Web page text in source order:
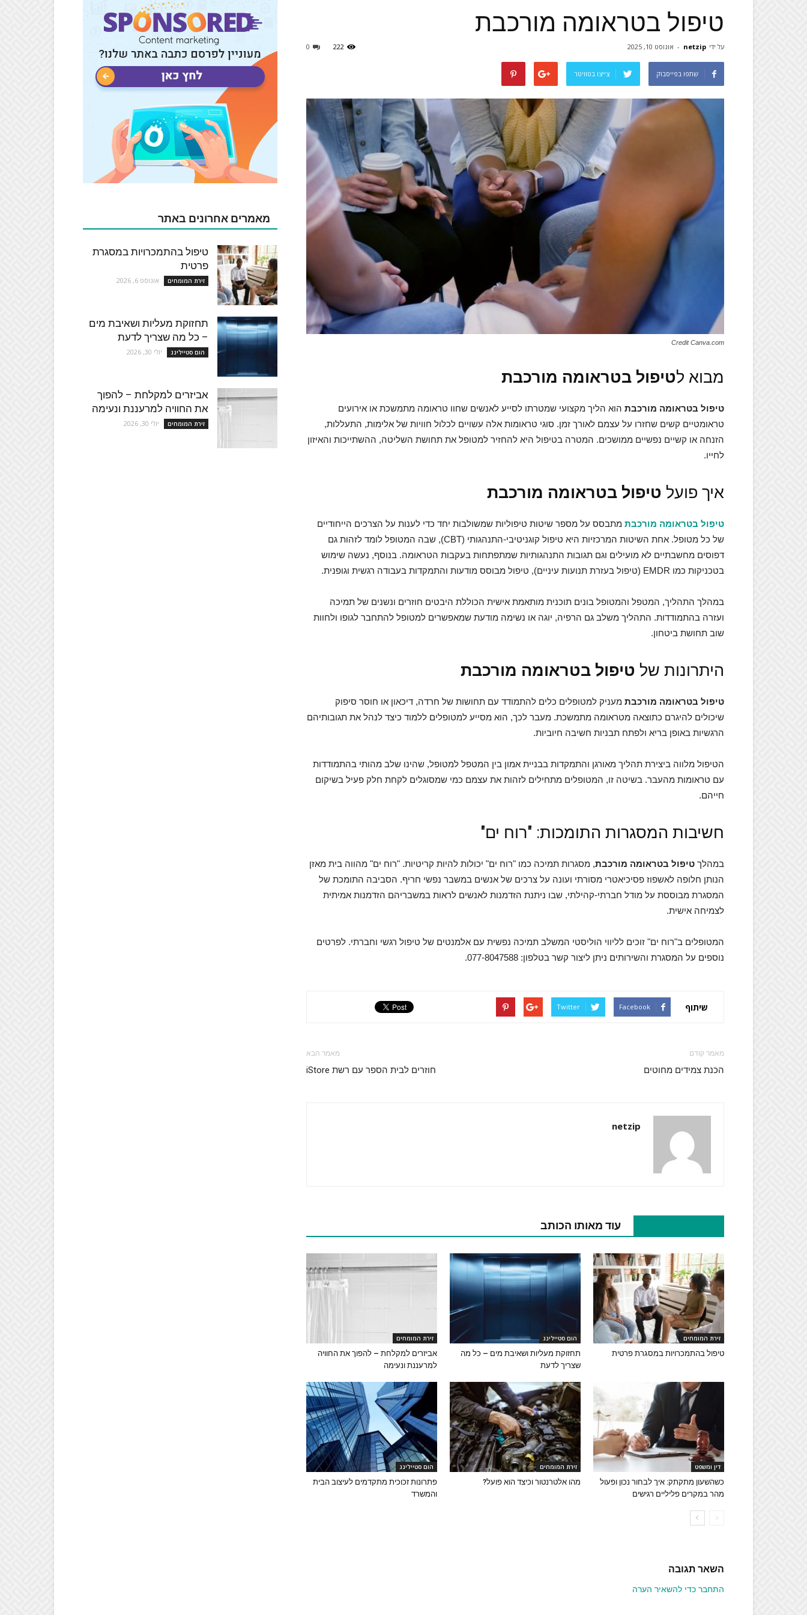
netzip
טיפול בטראומה מורכבת
על ידי netzip
- אוגוסט 10, 2025 0 222
שתפו בפייסבוק צייצו בטוויטר
Credit Canva.com
מבוא לטיפול בטראומה מורכבת
טיפול בטראומה מורכבת הוא הליך מקצועי שמטרתו לסייע לאנשים שחוו טראומה מתמשכת או אירועים
טראומטיים קשים שחזרו על עצמם לאורך זמן. סוגי טראומות אלה עשויים לכלול חוויות של אלימות, התעללות,
הזנחה או קשיים נפשיים ממושכים. המטרה בטיפול היא להחזיר למטופל את תחושת השליטה, ההשתייכות והאיזון
לחייו.
איך פועל טיפול בטראומה מורכבת
טיפול בטראומה מורכבת מתבסס על מספר שיטות טיפוליות שמשולבות יחד כדי לענות על הצרכים הייחודיים
של כל מטופל. אחת השיטות המרכזיות היא טיפול קוגניטיבי-התנהגותי (CBT), שבה המטופל לומד לזהות גם
דפוסים מחשבתיים לא מועילים וגם תגובות התנהגותיות שמתפתחות בעקבות הטראומה. בנוסף, נעשה שימוש
בטכניקות כמו EMDR (טיפול בעזרת תנועות עיניים), טיפול מבוסס מודעות והתמקדות בעבודה רגשית וגופנית.
במהלך התהליך, המטפל והמטופל בונים תוכנית מותאמת אישית הכוללת היבטים חוזרים ונשנים של תמיכה
ועזרה בהתמודדות. התהליך משלב גם הרפיה, יוגה או נשימה מודעת שמאפשרים למטופל להתחבר לגופו ולחוות
שוב תחושת ביטחון.
היתרונות של טיפול בטראומה מורכבת
טיפול בטראומה מורכבת מעניק למטופלים כלים להתמודד עם תחושות של חרדה, דיכאון או חוסר סיפוק
שיכולים להיגרם כתוצאה מטראומה מתמשכת. מעבר לכך, הוא מסייע למטופלים ללמוד כיצד לנהל את תגובותיהם
הרגשיות באופן בריא ולפתח תבניות חשיבה חיוביות.
הטיפול מלווה ביצירת תהליך מאורגן והתמקדות בבניית אמון בין המטפל למטופל, שהינו שלב מהותי בהתמודדות
עם טראומות מהעבר. בשיטה זו, המטופלים מתחילים לזהות את עצמם כמי שמסוגלים לקחת חלק פעיל בשיקום
חייהם.
חשיבות המסגרות התומכות: "רוח ים"
במהלך טיפול בטראומה מורכבת, מסגרות תמיכה כמו "רוח ים" יכולות להיות קריטיות. "רוח ים" מהווה בית מאזן
הנותן חלופה לאשפוז פסיכיאטרי מסורתי ועונה על צרכים של אנשים במשבר נפשי חריף. הסביבה התומכת של
המסגרת מבוססת על מודל חברתי-קהילתי, שבו ניתנת הזדמנות לאנשים לראות במשבריהם הזדמנות אמיתית
לצמיחה אישית.
המטופלים ב"רוח ים" זוכים לליווי הוליסטי המשלב תמיכה נפשית עם אלמנטים של טיפול רגשי וחברתי. לפרטים
נוספים על המסגרת והשירותים ניתן ליצור קשר בטלפון: 077-8047588.
שיתוף Facebook
Twitter
מאמר קודם
הכנת צמידים מחוטים
מאמר הבא
חוזרים לבית הספר עם רשת iStore
netzip
עוד מאותו הכותב
זירת המומחים
טיפול בהתמכרויות במסגרת פרטית
הום סטיילינג
תחזוקת מעליות ושאיבת מים – כל מה
שצריך לדעת
זירת המומחים
אביזרים למקלחת – להפוך את החוויה
למרעננת ונעימה
דין ומשפט
כשהשעון מתקתק: איך לבחור נכון ופעול
מהר במקרים פליליים רגישים
זירת המומחים
מהו אלטרנטור וכיצד הוא פועל?
הום סטיילינג
פתרונות זכוכית מתקדמים לעיצוב הבית
והמשרד
השאר תגובה
התחבר כדי להשאיר הערה
מאמרים אחרונים באתר
טיפול בהתמכרויות במסגרת
פרטית
זירת המומחים אוגוסט 6, 2026
תחזוקת מעליות ושאיבת מים
– כל מה שצריך לדעת
הום סטיילינג יולי 30, 2026
אביזרים למקלחת – להפוך
את החוויה למרעננת ונעימה
זירת המומחים יולי 30, 2026